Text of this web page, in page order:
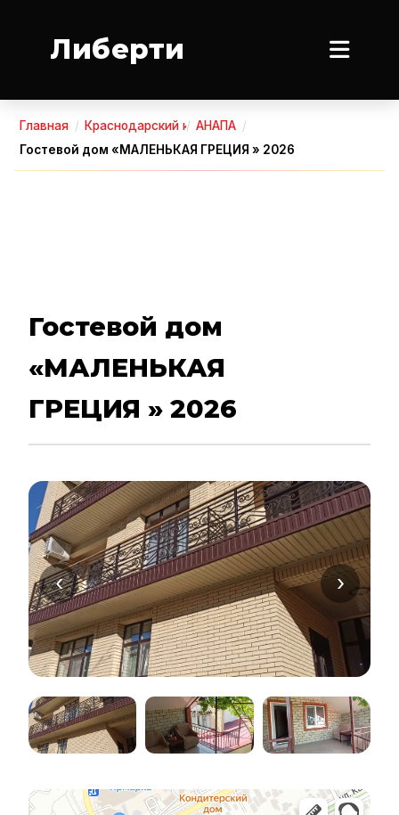
Либерти
Главная / Краснодарский край
/ АНАПА /
Гостевой дом «МАЛЕНЬКАЯ ГРЕЦИЯ » 2026
Гостевой дом
«МАЛЕНЬКАЯ
ГРЕЦИЯ » 2026
‹ ›